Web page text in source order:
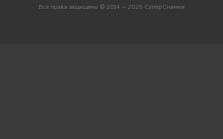
Все права защищены © 2014 — 2026 СуперСнимки